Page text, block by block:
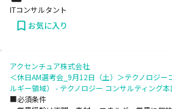
ITコンサルタント
お気に入り
アクセンチュア株式会社
＜休日AM選考会_9月12日（土）＞テクノロジ
ルギー領域） - テクノロジー コンサルティング本
■必須条件